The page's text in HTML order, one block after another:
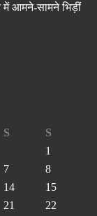
में आमने-सामने भिड़ीं
S
S
1
7
8
14
15
21
22